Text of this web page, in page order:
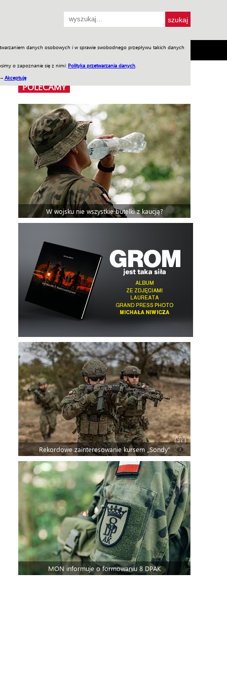
danych osobowych i w sprawie swobodnego przepływu takich danych
o zapoznanie się z nimi: Polityka przetwarzania danych
Akceptuję
SKLEP Jednodniówki Praca w WIW
POLECAMY
W wojsku nie wszystkie butelki z kaucją?
Rekordowe zainteresowanie kursem „Sondy”
MON informuje o formowaniu 8 DPAK